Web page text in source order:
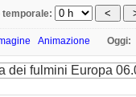
temporale:
Animazione